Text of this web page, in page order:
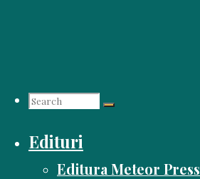
Search
for:
Edituri
Editura Meteor Press